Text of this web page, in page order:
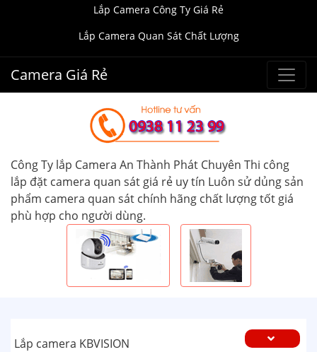
Lắp Camera Công Ty Giá Rẻ
Lắp Camera Quan Sát Chất Lượng
Camera Giá Rẻ
Công Ty lắp Camera An Thành Phát Chuyên Thi công
lắp đặt camera quan sát giá rẻ uy tín Luôn sử dủng sản
phẩm camera quan sát chính hãng chất lượng tốt giá
phù hợp cho người dùng.
Lắp camera KBVISION